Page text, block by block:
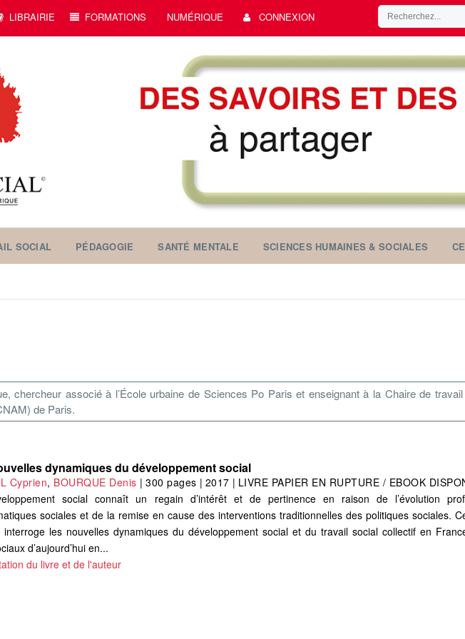
LIBRAIRIE FORMATIONS NUMÉRIQUE CONNEXION
SOCIAL PÉDAGOGIE SANTÉ MENTALE SCIENCES HUMAINES & SOCIALES
chercheur associé à l’École urbaine de Sciences Po Paris et enseignant à la Chaire de
de Paris.
dynamiques du développement social
Cyprien, BOURQUE Denis |300 pages | 2017 | LIVRE PAPIER EN RUPTURE / EBOOK
social connaît un regain d’intérêt et de pertinence en raison de l’évolution
sociales et de la remise en cause des interventions traditionnelles des politiques sociales.
interroge les nouvelles dynamiques du développement social et du travail social collectif en
d’aujourd’hui en...
du livre et de l'auteur